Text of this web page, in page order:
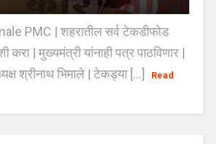
PMC | शहरातील सर्व टेकडीफोड
करा | मुख्यमंत्री यांनाही पत्र पाठविणार |
श्रीनाथ भिमाले | टेकड्या [...]
Read